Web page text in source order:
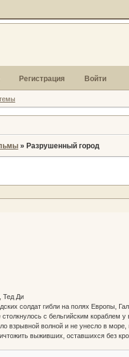
Регистрация Войти
» Разрушенный город
Тед Ди
солдат гибли на полях Европы,
с бельгийским
взрывной волной и не унесло в
выживших, оставшихся без